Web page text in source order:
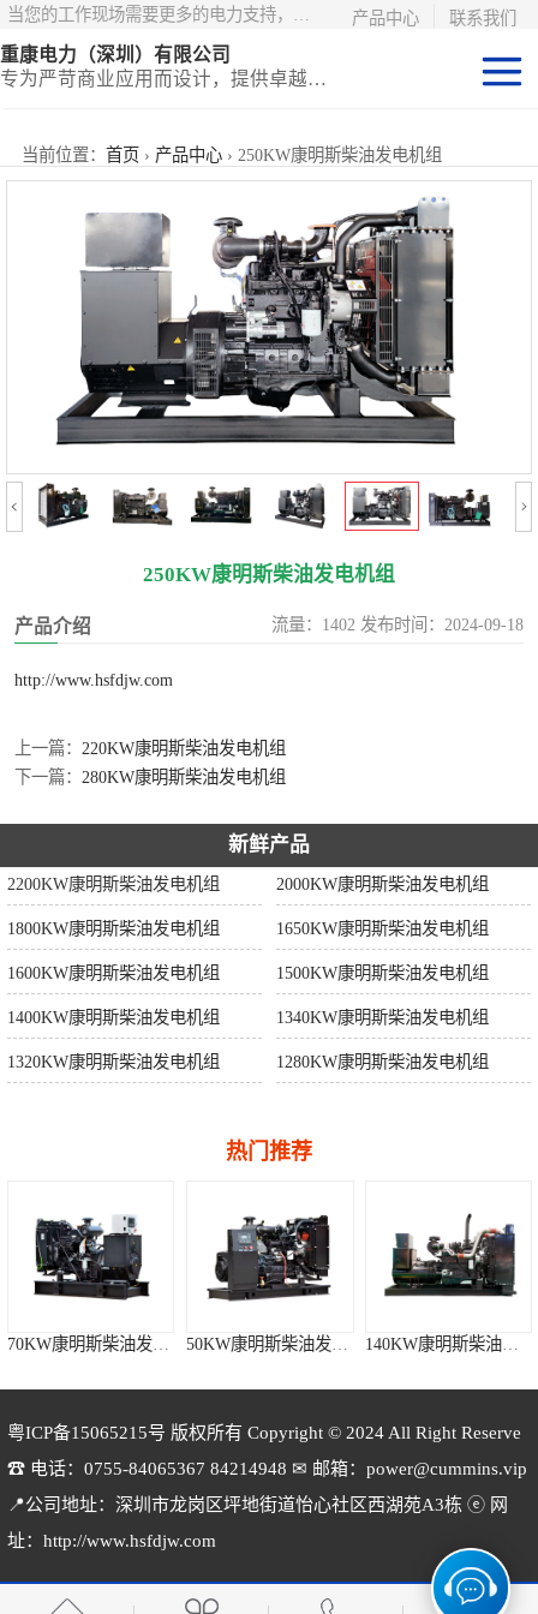
联系我们
产品中心
重康电力（深圳）有限公司
专为严苛商业应用而设计，提供卓越的价值和匹配的功能
当前位置： 首页 › 产品中心 › 250KW康明斯柴油发电机组
250KW康明斯柴油发电机组
产品介绍 流量：1402 发布时间：2024-09-18
http://www.hsfdjw.com
上一篇： 220KW康明斯柴油发电机组
下一篇： 280KW康明斯柴油发电机组
新鲜产品
2200KW康明斯柴油发电机组 2000KW康明斯柴油发电机组
1800KW康明斯柴油发电机组 1650KW康明斯柴油发电机组
1600KW康明斯柴油发电机组 1500KW康明斯柴油发电机组
1400KW康明斯柴油发电机组 1340KW康明斯柴油发电机组
1320KW康明斯柴油发电机组 1280KW康明斯柴油发电机组
热门推荐
粤ICP备15065215号 版权所有 Copyright © 2024 All Right Reserve
☎ 电话：0755-84065367 84214948 ✉ 邮箱：power@cummins.vip
📍公司地址：深圳市龙岗区坪地街道怡心社区西湖苑A3栋 ⓔ 网
址：http://www.hsfdjw.com
静音型集装箱电
移动式挂车电站
固定开架式